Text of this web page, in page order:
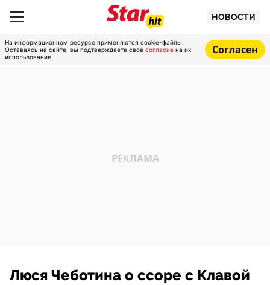
НОВОСТИ
На информационном ресурсе применяются cookie-файлы.
Оставаясь на сайте, вы подтверждаете свое согласие на их
использование.
Согласен
Люся Чеботина о ссоре с Клавой